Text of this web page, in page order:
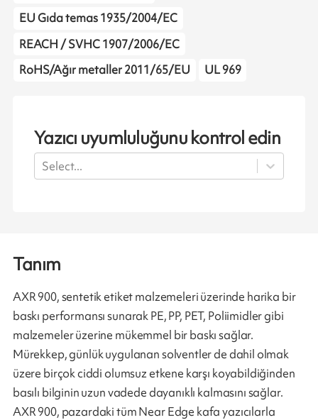
EU Gıda temas 1935/2004/EC
REACH / SVHC 1907/2006/EC
RoHS/Ağır metaller 2011/65/EU
UL 969
Yazıcı uyumluluğunu kontrol edin
Select...
Tanım
AXR 900, sentetik etiket malzemeleri üzerinde harika bir
baskı performansı sunarak PE, PP, PET, Poliimidler gibi
malzemeler üzerine mükemmel bir baskı sağlar.
Mürekkep, günlük uygulanan solventler de dahil olmak
üzere birçok ciddi olumsuz etkene karşı koyabildiğinden
basılı bilginin uzun vadede dayanıklı kalmasını sağlar.
AXR 900, pazardaki tüm Near Edge kafa yazıcılarla